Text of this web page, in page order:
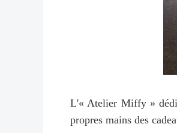
L'« Atelier Miffy »
propres mains des